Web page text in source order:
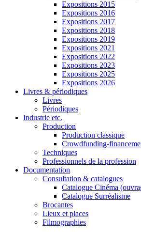
Expositions 2015
Expositions 2016
Expositions 2017
Expositions 2018
Expositions 2019
Expositions 2021
Expositions 2022
Expositions 2023
Expositions 2025
Expositions 2026
Livres & périodiques
Livres
Périodiques
Industrie etc.
Production
Production classique
Crowdfunding-
Techniques
Professionnels de la profession
Documentation
Consultation & catalogues
Catalogue Cinéma
Catalogue Surréalisme
Brocantes
Lieux et places
Filmographies